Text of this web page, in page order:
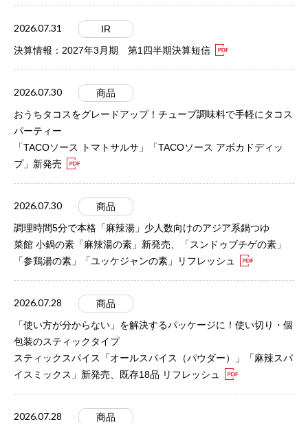
2026.07.31
IR
決算情報：2027年3月期 第1四半期決算短信
2026.07.30
商品
おうちタコスをグレードアップ！チューブ調味料で手軽にタコス
パーティー
「TACOソース トマトサルサ」「TACOソース アボカドディッ
プ」新発売
2026.07.30
商品
調理時間5分で本格「麻辣湯」少人数向けのアジア系鍋つゆ
菜館 小鍋の素「麻辣湯の素」新発売、「スンドゥブチゲの素」
「参鶏湯の素」「ユッケジャンの素」リフレッシュ
2026.07.28
商品
「使い方が分からない」を解決するパッケージに！使い切り・個
包装のスティックタイプ
スティックスパイス「オールスパイス（パウダー）」「麻辣スパ
イスミックス」新発売、既存18品 リフレッシュ
2026.07.28
商品